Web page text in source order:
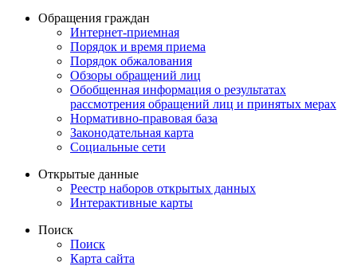
Обращения граждан
Интернет-приемная
Порядок и время приема
Порядок обжалования
Обзоры обращений лиц
Обобщенная информация о результатах
рассмотрения обращений лиц и принятых мерах
Нормативно-правовая база
Законодательная карта
Социальные сети
Открытые данные
Реестр наборов открытых данных
Интерактивные карты
Поиск
Поиск
Карта сайта